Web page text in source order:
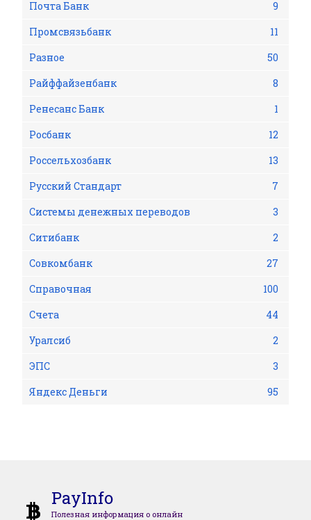
Почта Банк
9
Промсвязьбанк
11
Разное
50
Райффайзенбанк
8
Ренесанс Банк
1
Росбанк
12
Россельхозбанк
13
Русский Стандарт
7
Системы денежных переводов
3
Ситибанк
2
Совкомбанк
27
Справочная
100
Счета
44
Уралсиб
2
ЭПС
3
Яндекс Деньги
95
PayInfo
Полезная информация о онлайн